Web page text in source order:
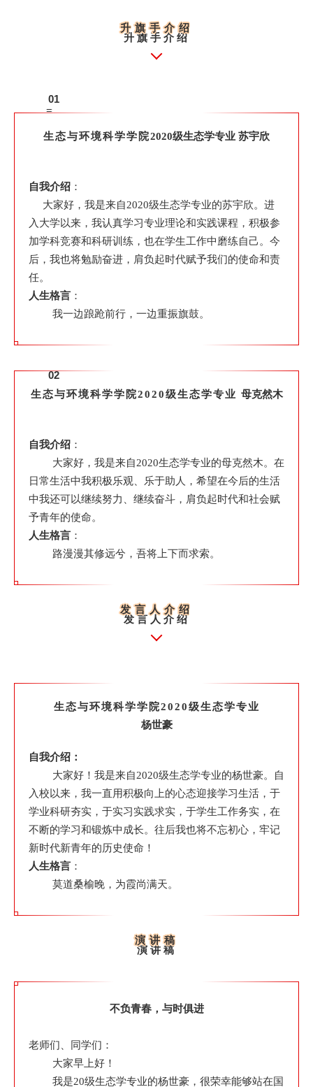
升旗手介绍
升旗手介绍
01
=
生态与环境科学学院2020级生态学专业 苏宇欣
自我介绍 ：
大家好，我是来自2020级生态学专业的苏宇欣。进
入大学以来，我认真学习专业理论和实践课程，积极参
加学科竞赛和科研训练，也在学生工作中磨练自己。今
后，我也将勉励奋进，肩负起时代赋予我们的使命和责
任。
人生格言 ：
我一边踉跄前行，一边重振旗鼓。
02
生态与环境科学学院2020级生态学专业 母克然木
自我介绍 ：
大家好，我是来自2020生态学专业的母克然木。在
日常生活中我积极乐观、乐于助人，希望在今后的生活
中我还可以继续努力、继续奋斗，肩负起时代和社会赋
予青年的使命。
人生格言 ：
路漫漫其修远兮，吾将上下而求索。
发言人介绍
发言人介绍
生态与环境科学学院2020级生态学专业
杨世豪
自我介绍：
大家好！我是来自2020级生态学专业的杨世豪。自
入校以来，我一直用积极向上的心态迎接学习生活，于
学业科研夯实，于实习实践求实，于学生工作务实，在
不断的学习和锻炼中成长。往后我也将不忘初心，牢记
新时代新青年的历史使命！
人生格言 ：
莫道桑榆晚，为霞尚满天。
演讲稿
演讲稿
不负青春，与时俱进
老师们、同学们：
大家早上好！
我是20级生态学专业的杨世豪，很荣幸能够站在国